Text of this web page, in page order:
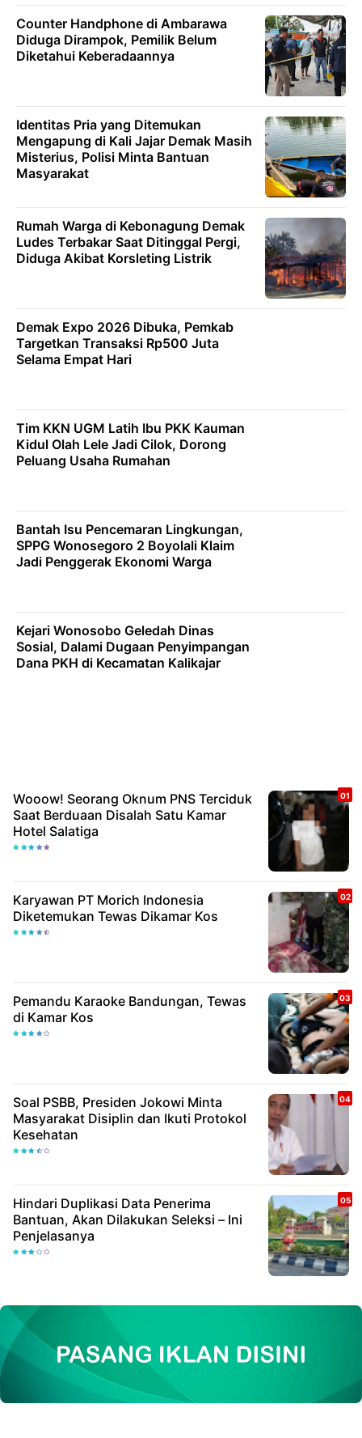
Counter Handphone di Ambarawa
Diduga Dirampok, Pemilik Belum
Diketahui Keberadaannya
Identitas Pria yang Ditemukan
Mengapung di Kali Jajar Demak Masih
Misterius, Polisi Minta Bantuan
Masyarakat
Rumah Warga di Kebonagung Demak
Ludes Terbakar Saat Ditinggal Pergi,
Diduga Akibat Korsleting Listrik
Demak Expo 2026 Dibuka, Pemkab
Targetkan Transaksi Rp500 Juta
Selama Empat Hari
Tim KKN UGM Latih Ibu PKK Kauman
Kidul Olah Lele Jadi Cilok, Dorong
Peluang Usaha Rumahan
Bantah Isu Pencemaran Lingkungan,
SPPG Wonosegoro 2 Boyolali Klaim
Jadi Penggerak Ekonomi Warga
Kejari Wonosobo Geledah Dinas
Sosial, Dalami Dugaan Penyimpangan
Dana PKH di Kecamatan Kalikajar
Wooow! Seorang Oknum PNS Terciduk
Saat Berduaan Disalah Satu Kamar
Hotel Salatiga
Karyawan PT Morich Indonesia
Diketemukan Tewas Dikamar Kos
Pemandu Karaoke Bandungan, Tewas
di Kamar Kos
Soal PSBB, Presiden Jokowi Minta
Masyarakat Disiplin dan Ikuti Protokol
Kesehatan
Hindari Duplikasi Data Penerima
Bantuan, Akan Dilakukan Seleksi – Ini
Penjelasanya